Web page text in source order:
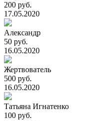
200 руб.
17.05.2020
Александр
50 руб.
16.05.2020
Жертвователь
500 руб.
16.05.2020
Татьяна Игнатенко
100 руб.